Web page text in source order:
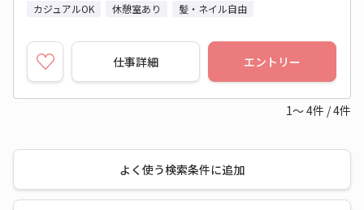
カジュアルOK 休憩室あり 髪・ネイル自由
仕事詳細 エントリー
1～4件 /4件
よく使う検索条件に追加